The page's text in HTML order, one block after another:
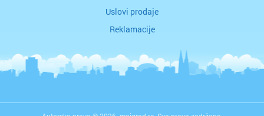
Uslovi prodaje
Reklamacije